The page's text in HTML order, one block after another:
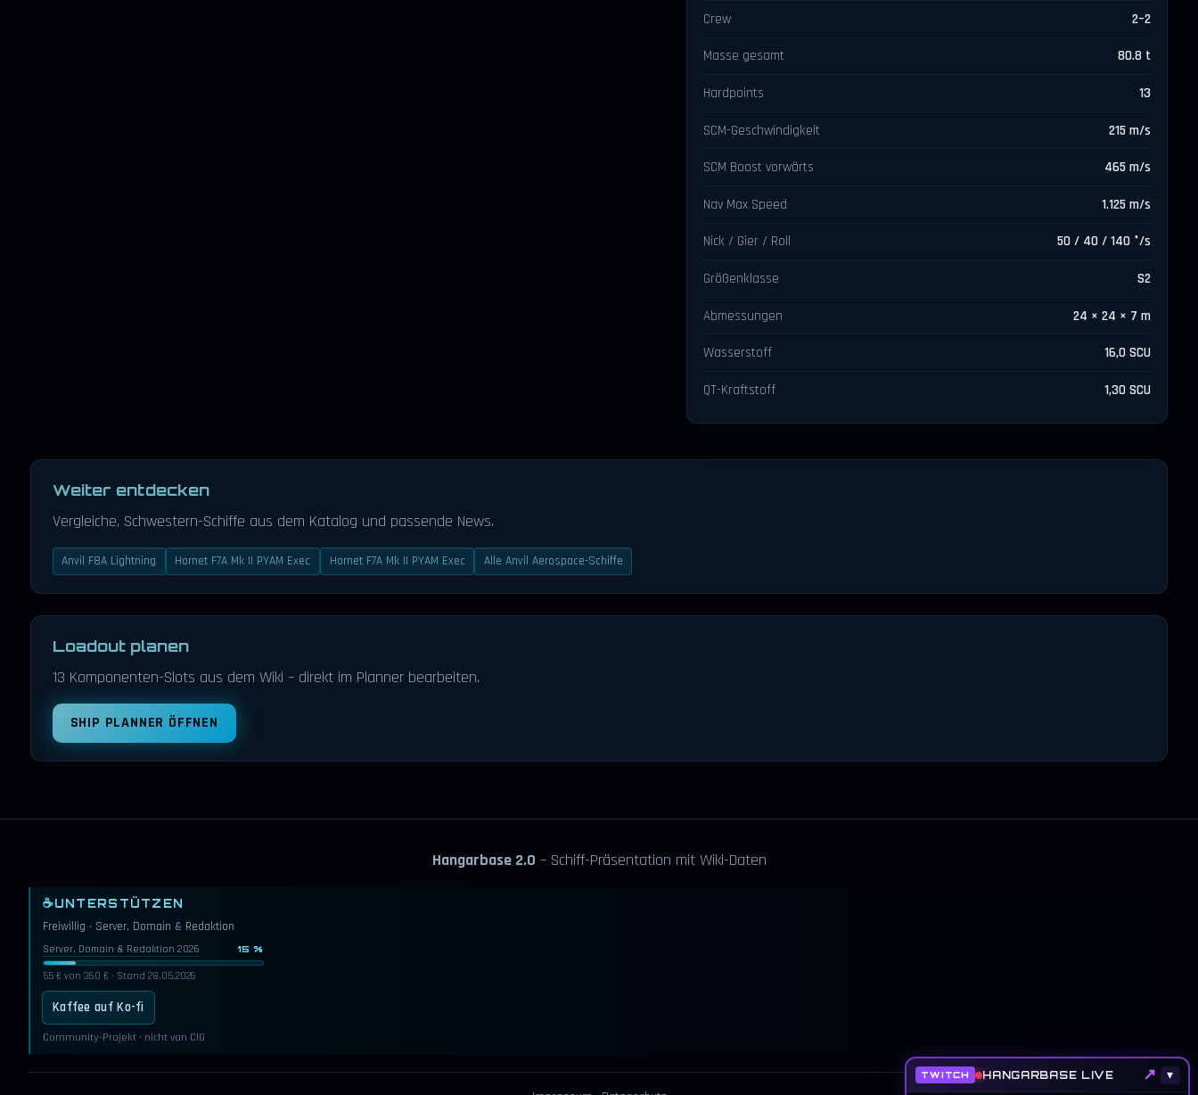
Crew 2–2
Masse gesamt 80.8 t
Hardpoints 13
SCM-Geschwindigkeit 215 m/s
SCM Boost vorwärts 465 m/s
Nav Max Speed 1.125 m/s
Nick / Gier / Roll 50 / 40 / 140 °/s
Größenklasse S2
Abmessungen 24 × 24 × 7 m
Wasserstoff 16,0 SCU
QT-Kraftstoff 1,30 SCU
Weiter entdecken
Vergleiche, Schwestern-Schiffe aus dem Katalog und passende News.
Anvil F8A Lightning Hornet F7A Mk II PYAM Exec Hornet F7A Mk II PYAM Exec Alle Anvil Aerospace-Schiffe
Loadout planen
13 Komponenten-Slots aus dem Wiki – direkt im Planner bearbeiten.
SHIP PLANNER ÖFFNEN
Hangarbase 2.0 – Schiff-Präsentation mit Wiki-Daten
☕UNTERSTÜTZEN
Freiwillig · Server, Domain & Redaktion
Server, Domain & Redaktion 2026 15 %
55 € von 360 € · Stand 28.05.2026
Kaffee auf Ko-fi
Community-Projekt · nicht von CIG
TWITCH HANGARBASE LIVE ↗ ▾